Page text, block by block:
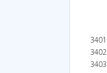
3401
3402
3403